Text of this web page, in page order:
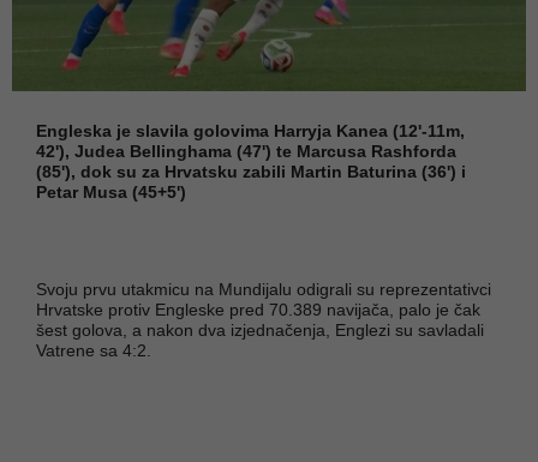
Engleska je slavila golovima Harryja Kanea (12'-11m,
42'), Judea Bellinghama (47') te Marcusa Rashforda
(85'), dok su za Hrvatsku zabili Martin Baturina (36') i
Petar Musa (45+5')
Svoju prvu utakmicu na Mundijalu odigrali su reprezentativci
Hrvatske protiv Engleske pred 70.389 navijača, palo je čak
šest golova, a nakon dva izjednačenja, Englezi su savladali
Vatrene sa 4:2.